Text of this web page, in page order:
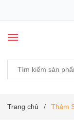
Trang chủ / Thảm